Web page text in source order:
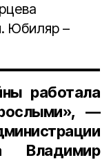
Юбиляр –
работала
—
Владимир